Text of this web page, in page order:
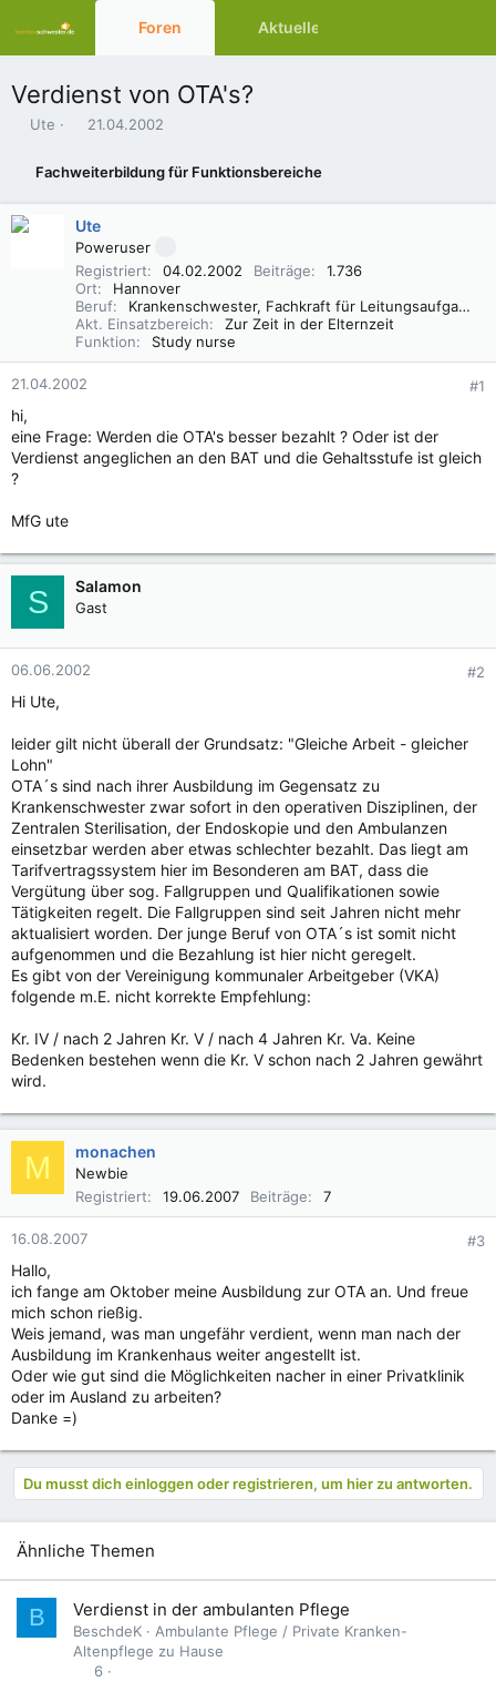
Foren Aktuelles
Verdienst von OTA's?
E
e
Ute
E
s
t
e
l
l
a
m
21.04.2002
Fachweiterbildung für Funktionsbereiche
Ute
Poweruser
Registriert
04.02.2002 Beiträge
1.736
Ort
Hannover
Beruf
Krankenschwester, Fachkraft für Leitungsaufgaben in der Pflege (FLP)
Akt. Einsatzbereich
Zur Zeit in der Elternzeit
Funktion
Study nurse
21.04.2002 #1
hi,
eine Frage: Werden die OTA's besser bezahlt ? Oder ist der
Verdienst angeglichen an den BAT und die Gehaltsstufe ist gleich
?
MfG ute
S Salamon
Gast
06.06.2002 #2
Hi Ute,
leider gilt nicht überall der Grundsatz: "Gleiche Arbeit - gleicher
Lohn"
OTA´s sind nach ihrer Ausbildung im Gegensatz zu
Krankenschwester zwar sofort in den operativen Disziplinen, der
Zentralen Sterilisation, der Endoskopie und den Ambulanzen
einsetzbar werden aber etwas schlechter bezahlt. Das liegt am
Tarifvertragssystem hier im Besonderen am BAT, dass die
Vergütung über sog. Fallgruppen und Qualifikationen sowie
Tätigkeiten regelt. Die Fallgruppen sind seit Jahren nicht mehr
aktualisiert worden. Der junge Beruf von OTA´s ist somit nicht
aufgenommen und die Bezahlung ist hier nicht geregelt.
Es gibt von der Vereinigung kommunaler Arbeitgeber (VKA)
folgende m.E. nicht korrekte Empfehlung:
Kr. IV / nach 2 Jahren Kr. V / nach 4 Jahren Kr. Va. Keine
Bedenken bestehen wenn die Kr. V schon nach 2 Jahren gewährt
wird.
M monachen
Newbie
Registriert
19.06.2007 Beiträge 7
16.08.2007 #3
Hallo,
ich fange am Oktober meine Ausbildung zur OTA an. Und freue
mich schon rießig.
Weis jemand, was man ungefähr verdient, wenn man nach der
Ausbildung im Krankenhaus weiter angestellt ist.
Oder wie gut sind die Möglichkeiten nacher in einer Privatklinik
oder im Ausland zu arbeiten?
Danke =)
Du musst dich einloggen oder registrieren, um hier zu antworten.
Ähnliche Themen
B Verdienst in der ambulanten Pflege
BeschdeK
Ambulante Pflege / Private Kranken-
Altenpflege zu Hause
6